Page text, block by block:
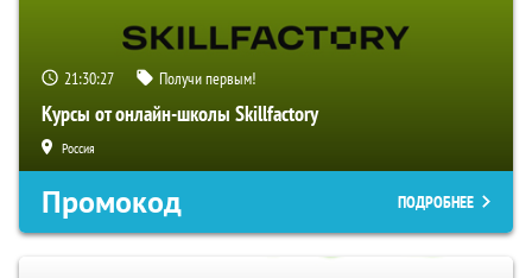
21:30:27 Получи первым!
Курсы от онлайн-школы Skillfactory
Россия
Промокод ПОДРОБНЕЕ